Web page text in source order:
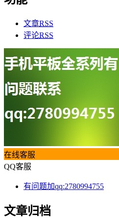
文章RSS
评论RSS
在线客服
QQ客服
有问题加qq:2780994755
文章归档